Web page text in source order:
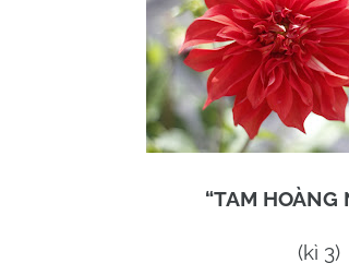
“TAM HOÀNG
(kì 3)